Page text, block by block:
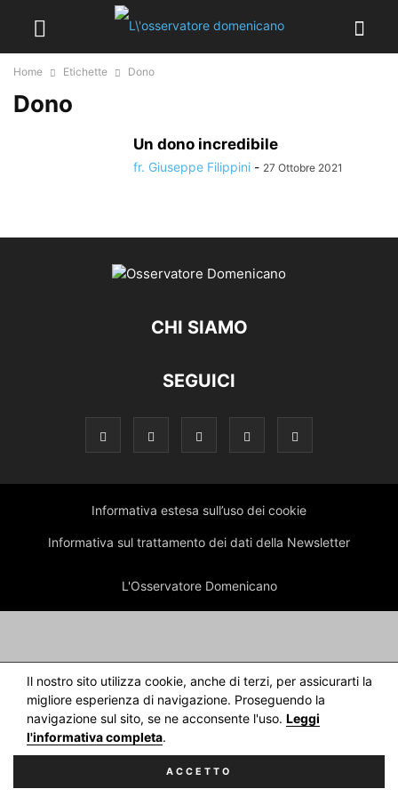
Il nostro sito utilizza cookie, anche di terzi, per assicurarti la
migliore esperienza di navigazione. Proseguendo la
navigazione sul sito, se ne acconsente l'uso. Leggi
l'informativa completa.
ACCETTO
Home Etichette Dono
Dono
Un dono incredibile
fr. Giuseppe Filippini - 27 Ottobre 2021
CHI SIAMO
SEGUICI
Informativa estesa sull’uso dei cookie
Informativa sul trattamento dei dati della Newsletter
L'Osservatore Domenicano